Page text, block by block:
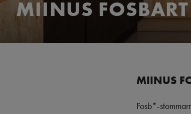
MIINUS
MIINUS
Fosb*-